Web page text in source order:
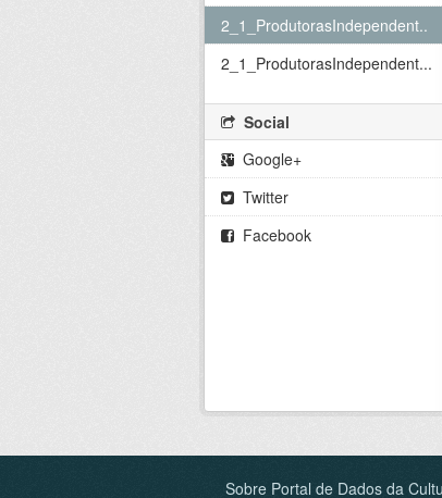
2_1_ProdutorasIndependent...
2_1_ProdutorasIndependent...
Social
Google+
Twitter
Facebook
Sobre Portal de Dados da